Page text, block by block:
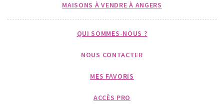
MAISONS À VENDRE À ANGERS
QUI SOMMES-NOUS ?
NOUS CONTACTER
MES FAVORIS
ACCÈS PRO